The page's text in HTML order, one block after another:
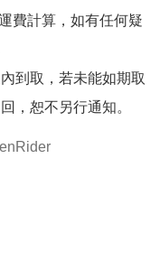
費計算，如有任何疑
到取，若未能如期取
，恕不另行通知。